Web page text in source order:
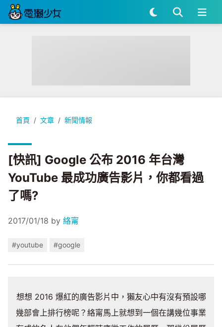
首頁 文章 新聞情報
[快訊] Google 公布 2016 年台灣 YouTube 最成功廣告影片，
[快訊] Google 公布 2016 年台灣
YouTube 最成功廣告影片，你都看過
了嗎?
2017/01/18 by 絡甯
#youtube #google
想想 2016 爆紅的廣告影片中，獺友心中有沒有預設哪
幾部會上排行榜呢？絡甯馬上就想到一個在講幾位事業